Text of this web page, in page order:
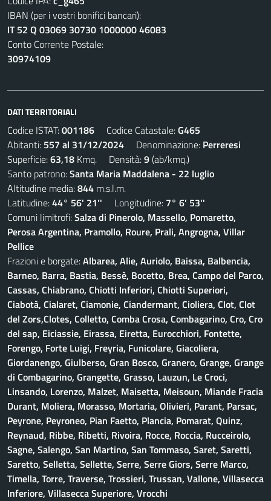
IBAN (per i vostri bonifici bancari):
IT 52 Q 03069 30730 1000000 46083
Conto Corrente Postale:
30974109
DATI TERRITORIALI
Codice ISTAT:001186 Codice Catastale:G465
Abitanti: 557 al 31/12/2024 Denominazione: Perreresi
Superficie:63,18 Kmq. Densità:9(ab/kmq.)
Santo patrono:Santa Maria Maddalena - 22 luglio
Altitudine media:844 m.s.l.m.
Latitudine:44° 56' 21'' Longitudine: 7° 6' 53''
Comuni limitrofi:Salza di Pinerolo, Massello, Pomaretto,
Perosa Argentina, Pramollo, Roure, Prali, Angrogna, Villar
Pellice
Frazioni e borgate:Albarea, Alie, Auriolo, Baissa, Balbencia,
Barneo, Barra, Bastia, Bessè, Bocetto, Brea, Campo del Parco,
Cassas, Chiabrano, Chiotti Inferiori, Chiotti Superiori,
Ciabotà, Cialaret, Ciamonie, Ciandermant, Cioliera, Clot, Clot
del Zors,Clotes, Colletto, Comba Crosa, Combagarino, Cro, Cro
del sap, Eiciassie, Eirassa, Eiretta, Eurocchiori, Fontette,
Forengo, Forte Luigi, Freyria, Funicolare, Giacoliera,
Giordanengo, Giulberso, Gran Bosco, Granero, Grange, Grange
di Combagarino, Grangette, Grasso, Lauzun, Le Croci,
Linsando, Lorenzo, Malzet, Maisetta, Meisoun, Miande Fracia
Durant, Moliera, Morasso, Mortaria, Olivieri, Parant, Parsac,
Peyrone, Peyroneo, Pian Faetto, Plancia, Pomarat, Quinz,
Reynaud, Ribbe, Ribetti, Rivoira, Rocce, Roccia, Rucceirolo,
Sagne, Salengo, San Martino, San Tommaso, Saret, Saretti,
Saretto, Selletta, Sellette, Serre, Serre Giors, Serre Marco,
Timella, Torre, Traverse, Trossieri, Trussan, Vallone, Villasecca
Inferiore, Villasecca Superiore, Vrocchi